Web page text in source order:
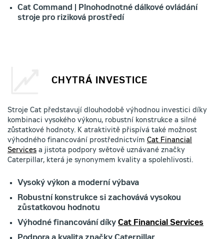
Cat Command | Plnohodnotné dálkové ovládání
stroje pro riziková prostředí
CHYTRÁ INVESTICE
Stroje Cat představují dlouhodobě výhodnou investici díky
kombinaci vysokého výkonu, robustní konstrukce a silné
zůstatkové hodnoty. K atraktivitě přispívá také možnost
výhodného financování prostřednictvím Cat Financial
Services a jistota podpory světově uznávané značky
Caterpillar, která je synonymem kvality a spolehlivosti.
Vysoký výkon a moderní výbava
Robustní konstrukce si zachovává vysokou
zůstatkovou hodnotu
Výhodné financování díky Cat Financial Services